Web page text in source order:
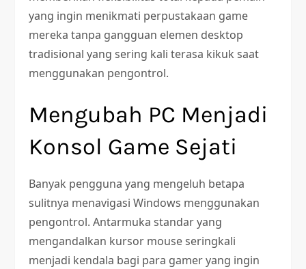
yang ingin menikmati perpustakaan game
mereka tanpa gangguan elemen desktop
tradisional yang sering kali terasa kikuk saat
menggunakan pengontrol.
Mengubah PC Menjadi
Konsol Game Sejati
Banyak pengguna yang mengeluh betapa
sulitnya menavigasi Windows menggunakan
pengontrol. Antarmuka standar yang
mengandalkan kursor mouse seringkali
menjadi kendala bagi para gamer yang ingin